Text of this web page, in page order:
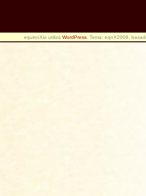
equinoXio utiliza WordPress . Tema: eqnX2008,